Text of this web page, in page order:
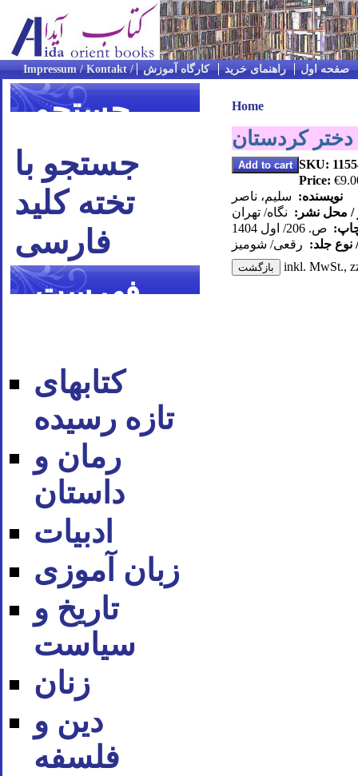
صفحه اول راهنمای خرید کارگاه آموزش
جستجو
جستجو با
تخته کلید
فارسی
فهرست
کتابهای
تازه رسیده
رمان و
داستان
ادبیات
زبان آموزی
تاریخ و
سیاست
زنان
دین و
فلسفه
Home
دختر کردستان
SKU:
Price:
نویسنده: سلیم، ناصر
/ محل نشر: نگاه/ تهران
ص. 206/ اول 1404
جلد: رقعی/ شومیز
inkl. MwSt.,